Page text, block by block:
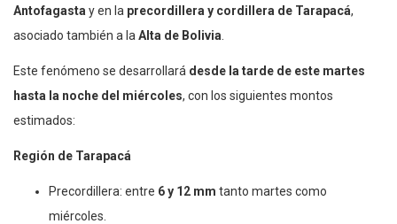
Antofagasta y en la precordillera y cordillera de Tarapacá,
asociado también a la Alta de Bolivia
Este fenómeno se desarrollará desde la tarde de este martes
hasta la noche del miércoles, con los siguientes montos
estimados:
Región de Tarapacá
Precordillera: entre 6 y 12 mm tanto martes como
miércoles.